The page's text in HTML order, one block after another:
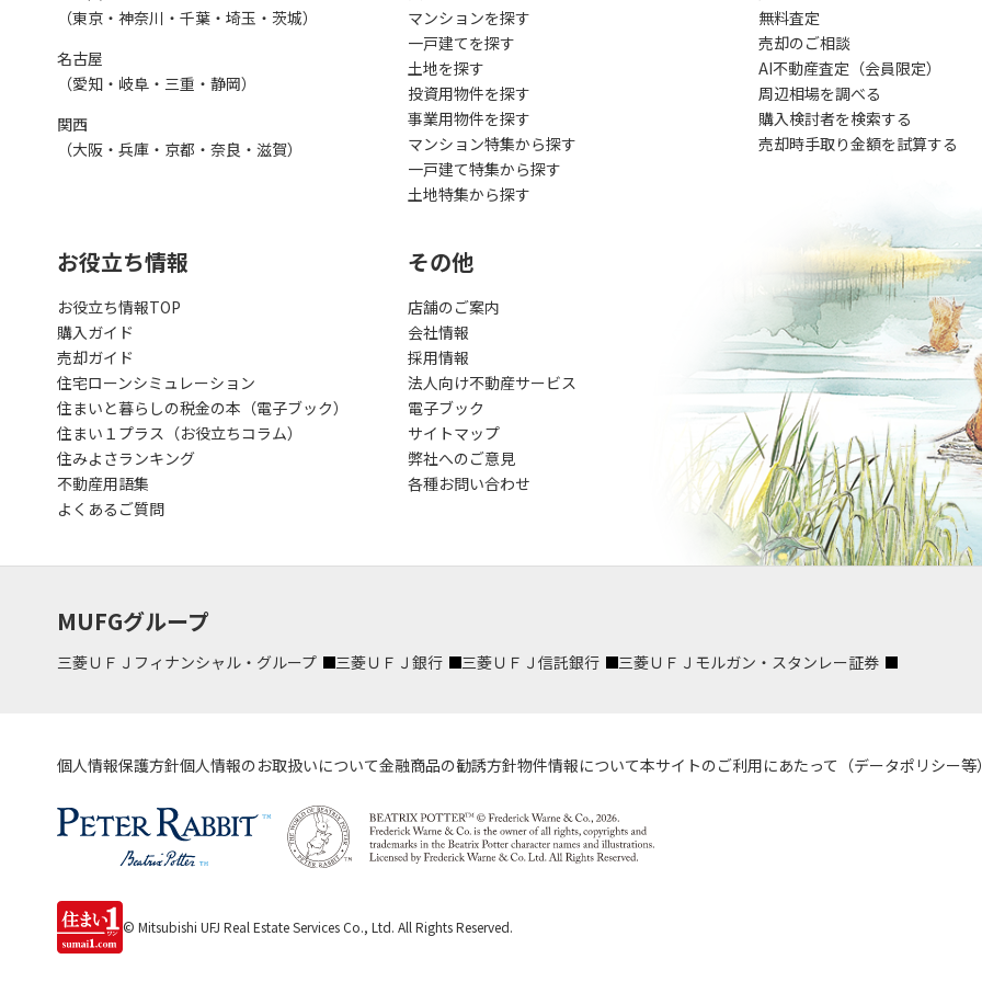
（東京・神奈川・千葉・埼玉・茨城）
名古屋
（愛知・岐阜・三重・静岡）
関西
（大阪・兵庫・京都・奈良・滋賀）
マンションを探す
一戸建てを探す
土地を探す
投資用物件を探す
事業用物件を探す
マンション特集から探す
一戸建て特集から探す
土地特集から探す
無料査定
売却のご相談
AI不動産査定（会員限定）
周辺相場を調べる
購入検討者を検索する
売却時手取り金額を試算する
お役立ち情報
お役立ち情報TOP
購入ガイド
売却ガイド
住宅ローンシミュレーション
住まいと暮らしの税金の本（電子ブック）
住まい１プラス（お役立ちコラム）
住みよさランキング
不動産用語集
よくあるご質問
その他
店舗のご案内
会社情報
採用情報
法人向け不動産サービス
電子ブック
サイトマップ
弊社へのご意見
各種お問い合わせ
MUFGグループ
三菱ＵＦＪフィナンシャル・グループ 三菱ＵＦＪ銀行 三菱ＵＦＪ信託銀行 三菱ＵＦＪモルガン・スタンレー証券
個人情報保護方針個人情報のお取扱いについて金融商品の勧誘方針物件情報について本サイトのご利用にあたって（データポリシー等
© Mitsubishi UFJ Real Estate Services Co., Ltd. All Rights Reserved.